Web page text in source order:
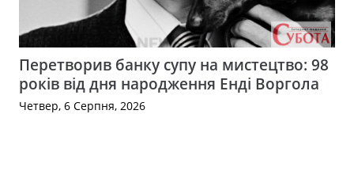
Перетворив банку супу на мистецтво: 98
років від дня народження Енді Воргола
Четвер, 6 Серпня, 2026